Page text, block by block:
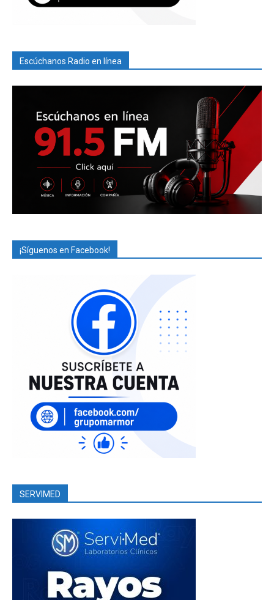
Escúchanos Radio en línea
¡Síguenos en Facebook!
SERVIMED